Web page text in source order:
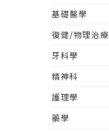
基礎醫學
復健/物理治療
牙科學
精神科
護理學
藥學